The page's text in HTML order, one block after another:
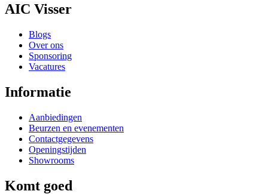
AIC Visser
Blogs
Over ons
Sponsoring
Vacatures
Informatie
Aanbiedingen
Beurzen en evenementen
Contactgegevens
Openingstijden
Showrooms
Komt goed